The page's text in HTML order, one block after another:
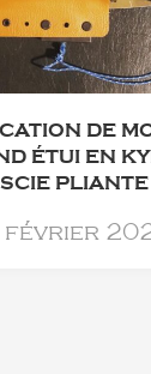
DE
ÉTUI EN
PLIANTE
février